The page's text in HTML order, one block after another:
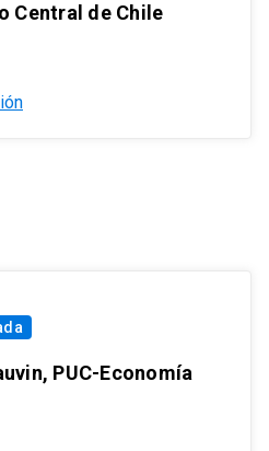
Central de Chile
PUC-Economía